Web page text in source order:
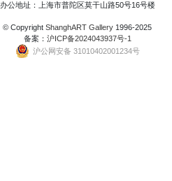
办公地址：上海市普陀区莫干山路50号16号楼
© Copyright ShanghART Gallery 1996-2025
备案： 沪ICP备2024043937号-1
沪公网安备 31010402001234号